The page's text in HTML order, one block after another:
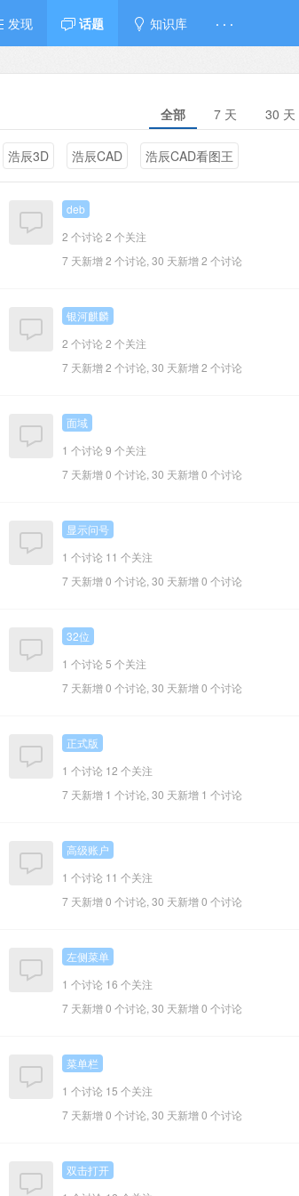
发现 话题 知识库 · · ·
30 天
7 天
全部
浩辰3D 浩辰CAD 浩辰CAD看图王
deb
2 个讨论 2 个关注
7 天新增 2 个讨论, 30 天新增 2 个讨论
银河麒麟
2 个讨论 2 个关注
7 天新增 2 个讨论, 30 天新增 2 个讨论
面域
1 个讨论 9 个关注
7 天新增 0 个讨论, 30 天新增 0 个讨论
显示问号
1 个讨论 11 个关注
7 天新增 0 个讨论, 30 天新增 0 个讨论
32位
1 个讨论 5 个关注
7 天新增 0 个讨论, 30 天新增 0 个讨论
正式版
1 个讨论 12 个关注
7 天新增 1 个讨论, 30 天新增 1 个讨论
高级账户
1 个讨论 11 个关注
7 天新增 0 个讨论, 30 天新增 0 个讨论
左侧菜单
1 个讨论 16 个关注
7 天新增 0 个讨论, 30 天新增 0 个讨论
菜单栏
1 个讨论 15 个关注
7 天新增 0 个讨论, 30 天新增 0 个讨论
双击打开